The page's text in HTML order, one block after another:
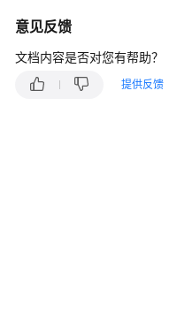
入
门
用
意见反馈
文档内容是否对您有帮助？
提供反馈